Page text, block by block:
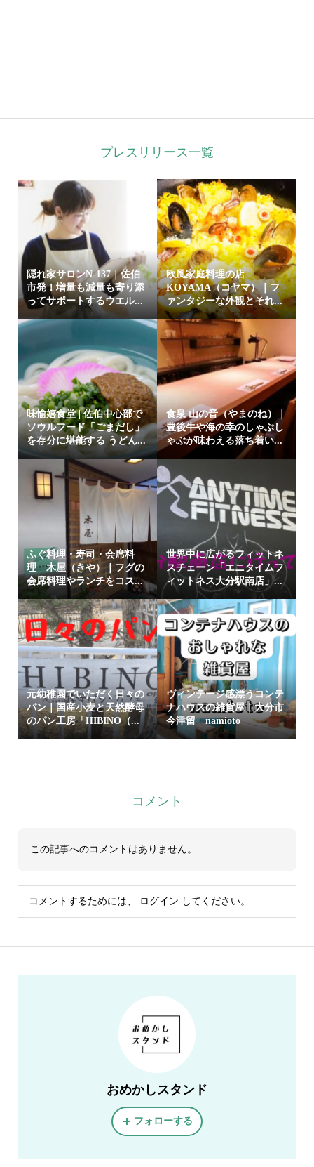
プレスリリース一覧
隠れ家サロンN-137｜佐伯
市発！増量も減量も寄り添
ってサポートするウエル...
欧風家庭料理の店
KOYAMA（コヤマ）｜フ
ァンタジーな外観とそれ...
味愉嬉食堂 | 佐伯中心部で
ソウルフード「ごまだし」
を存分に堪能する うどん...
食泉 山の音（やまのね）｜
豊後牛や海の幸のしゃぶし
ゃぶが味わえる落ち着い...
ふぐ料理・寿司・会席料
理 木屋（きや）｜フグの
会席料理やランチをコス...
世界中に広がるフィットネ
スチェーン「エニタイムフ
ィットネス大分駅南店」...
元幼稚園でいただく日々の
パン｜国産小麦と天然酵母
のパン工房「HIBINO（...
ヴィンテージ感漂うコンテ
ナハウスの雑貨屋｜大分市
今津留 namioto
コメント
この記事へのコメントはありません。
コメントするためには、 ログイン してください。
おめかしスタンド
フォローする